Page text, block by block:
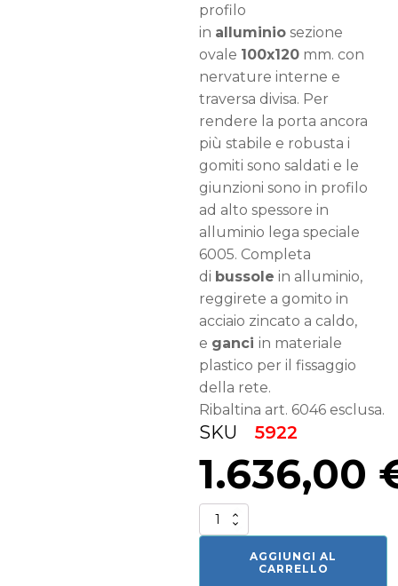
profilo
in alluminio sezione
ovale 100x120 mm. con
nervature interne e
traversa divisa. Per
rendere la porta ancora
più stabile e robusta i
gomiti sono saldati e le
giunzioni sono in profilo
ad alto spessore in
alluminio lega speciale
6005. Completa
di bussole in alluminio,
reggirete a gomito in
acciaio zincato a caldo,
e ganci in materiale
plastico per il fissaggio
della rete.
Ribaltina art. 6046 esclusa.
SKU 5922
1.636,00
Porta
da
AGGIUNGI AL
CARRELLO